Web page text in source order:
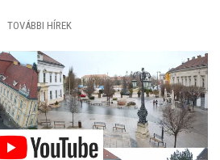
TOVÁBBI HÍREK